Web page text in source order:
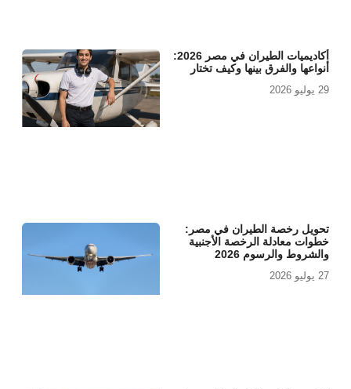
أكاديميات الطيران في مصر 2026:
أنواعها والفرق بينها وكيف تختار
29 يوليو 2026
تحويل رخصة الطيران في مصر:
خطوات معادلة الرخصة الأجنبية
والشروط والرسوم 2026
27 يوليو 2026